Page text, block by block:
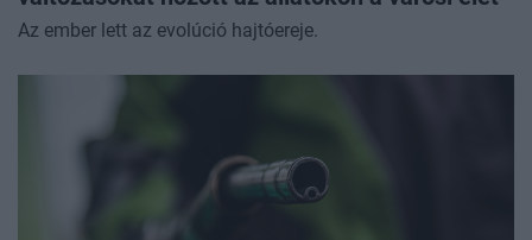
Az ember lett az evolúció hajtóereje.